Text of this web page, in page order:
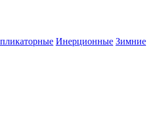
Инерционные Зимние